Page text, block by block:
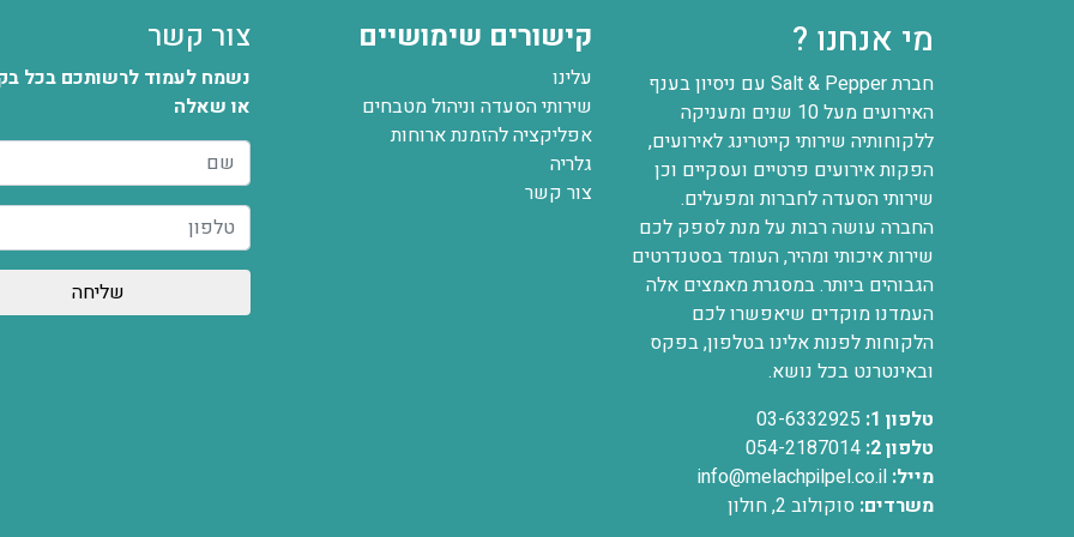
מי אנחנו ?
חברת Salt & Pepper עם ניסיון בענף
האירועים מעל 10 שנים ומעניקה
ללקוחותיה שירותי קייטרינג לאירועים,
הפקות אירועים פרטיים ועסקיים וכן
שירותי הסעדה לחברות ומפעלים.
החברה עושה רבות על מנת לספק לכם
שירות איכותי ומהיר, העומד בסטנדרטים
הגבוהים ביותר. במסגרת מאמצים אלה
העמדנו מוקדים שיאפשרו לכם
הלקוחות לפנות אלינו בטלפון, בפקס
ובאינטרנט בכל נושא.
טלפון 1:
03-6332925
טלפון 2:
054-2187014
מייל: info@melachpilpel.co.il
משרדים: סוקולוב 2, חולון
קישורים שימושיים
עלינו
שירותי הסעדה וניהול מטבחים
אפליקציה להזמנת ארוחות
גלריה
צור קשר
צור קשר
נשמח לעמוד לרשותכם בכל
או שאלה